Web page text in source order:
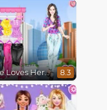
Barbie Loves Her Job 8.3